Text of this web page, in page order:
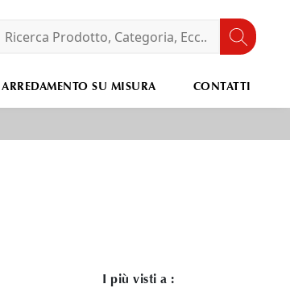
ARREDAMENTO SU MISURA CONTATTI
I più visti a :